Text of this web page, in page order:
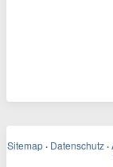
Sitemap · Datenschutz ·